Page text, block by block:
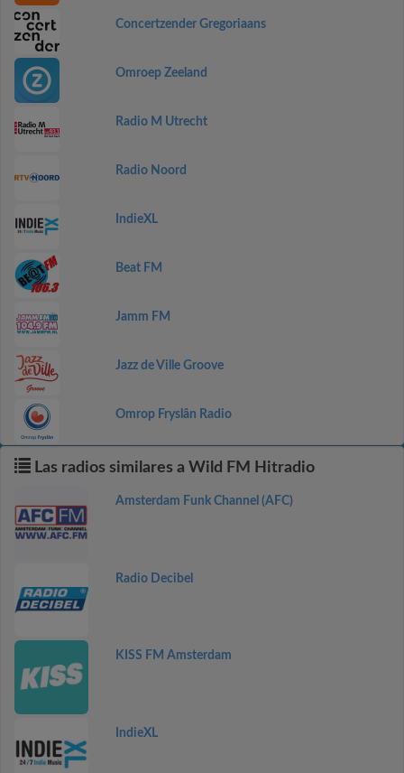
Concertzender Gregoriaans
Omroep Zeeland
Radio M Utrecht
Radio Noord
IndieXL
Beat FM
Jamm FM
Jazz de Ville Groove
Omrop Fryslân Radio
Las radios similares a Wild FM Hitradio
Amsterdam Funk Channel (AFC)
Radio Decibel
KISS FM Amsterdam
IndieXL